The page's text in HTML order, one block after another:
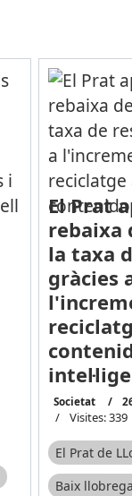
El Prat
rebaixa
la taxa
gràcies
Societat
Visites: 339
El Prat de
Baix